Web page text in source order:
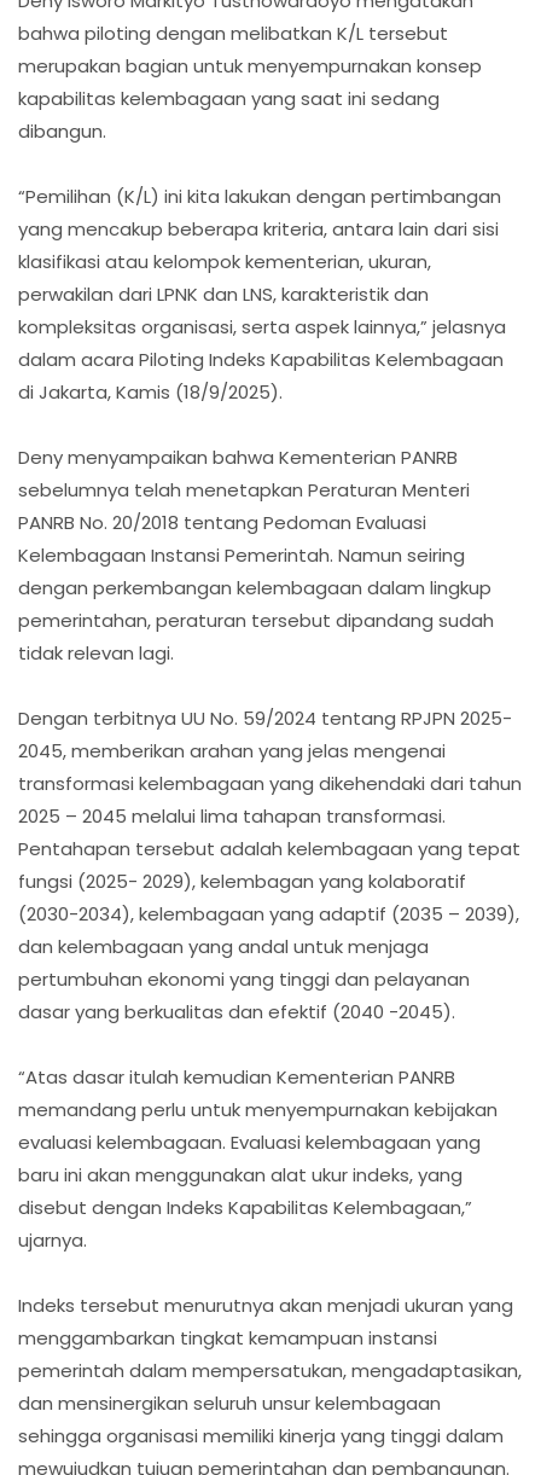
bahwa piloting dengan melibatkan K/L tersebut
merupakan bagian untuk menyempurnakan konsep
kapabilitas kelembagaan yang saat ini sedang
dibangun.
“Pemilihan (K/L) ini kita lakukan dengan pertimbangan
yang mencakup beberapa kriteria, antara lain dari sisi
klasifikasi atau kelompok kementerian, ukuran,
perwakilan dari LPNK dan LNS, karakteristik dan
kompleksitas organisasi, serta aspek lainnya,” jelasnya
dalam acara Piloting Indeks Kapabilitas Kelembagaan
di Jakarta, Kamis (18/9/2025).
Deny menyampaikan bahwa Kementerian PANRB
sebelumnya telah menetapkan Peraturan Menteri
PANRB No. 20/2018 tentang Pedoman Evaluasi
Kelembagaan Instansi Pemerintah. Namun seiring
dengan perkembangan kelembagaan dalam lingkup
pemerintahan, peraturan tersebut dipandang sudah
tidak relevan lagi.
Dengan terbitnya UU No. 59/2024 tentang RPJPN 2025-
2045, memberikan arahan yang jelas mengenai
transformasi kelembagaan yang dikehendaki dari tahun
2025 – 2045 melalui lima tahapan transformasi.
Pentahapan tersebut adalah kelembagaan yang tepat
fungsi (2025- 2029), kelembagan yang kolaboratif
(2030-2034), kelembagaan yang adaptif (2035 – 2039),
dan kelembagaan yang andal untuk menjaga
pertumbuhan ekonomi yang tinggi dan pelayanan
dasar yang berkualitas dan efektif (2040 -2045).
“Atas dasar itulah kemudian Kementerian PANRB
memandang perlu untuk menyempurnakan kebijakan
evaluasi kelembagaan. Evaluasi kelembagaan yang
baru ini akan menggunakan alat ukur indeks, yang
disebut dengan Indeks Kapabilitas Kelembagaan,”
ujarnya.
Indeks tersebut menurutnya akan menjadi ukuran yang
menggambarkan tingkat kemampuan instansi
pemerintah dalam mempersatukan, mengadaptasikan,
dan mensinergikan seluruh unsur kelembagaan
sehingga organisasi memiliki kinerja yang tinggi dalam
mewujudkan tujuan pemerintahan dan pembangunan.